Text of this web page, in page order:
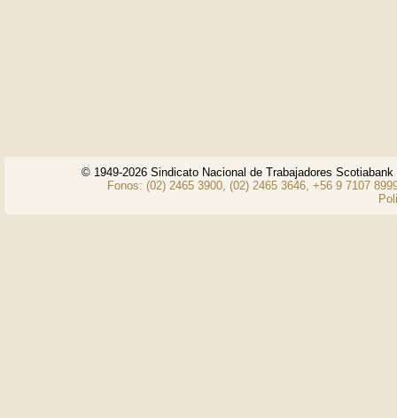
© 1949-2026 Sindicato Nacional de Trabajadores
Fonos: (02) 2465 3900, (02) 2465 3646, +56 9 7107